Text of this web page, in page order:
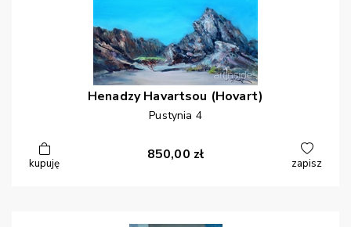
Henadzy Havartsou (Hovart)
Pustynia 4
kupuję
850,00 zł
zapisz